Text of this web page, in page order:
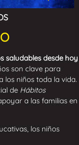
saludables desde hoy
son clave para
los niños toda la vida.
de Hábitos
a las familias en
los niños